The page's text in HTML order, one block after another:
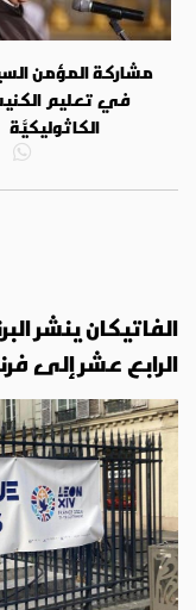
مشاركة المؤمن
في تعليم
الكاثوليكيَّة
الفاتيكان ينشر
الرابع عشر إلى